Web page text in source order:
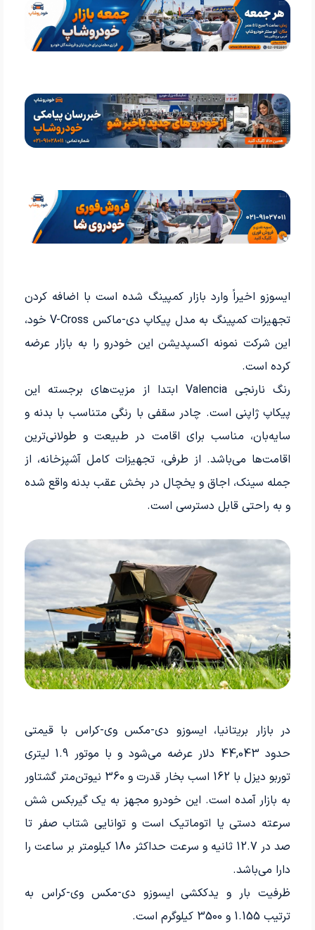
ایسوزو اخیراً وارد بازار کمپینگ شده است با اضافه کردن
تجهیزات کمپینگ به مدل پیکاپ دی-ماکس V-Cross خود،
این شرکت نمونه اکسپدیشن این خودرو را به بازار عرضه
کرده است.
رنگ نارنجی Valencia ابتدا از مزیت‌های برجسته این
پیکاپ ژاپنی است. چادر سقفی با رنگی متناسب با بدنه و
سایه‌بان، مناسب برای اقامت در طبیعت و طولانی‌ترین
اقامت‌ها می‌باشد. از طرفی، تجهیزات کامل آشپزخانه، از
جمله سینک، اجاق و یخچال در بخش عقب بدنه واقع شده
و به راحتی قابل دسترسی است.
در بازار بریتانیا، ایسوزو دی-مکس وی-کراس با قیمتی
حدود 44,043 دلار عرضه می‌شود و با موتور 1.9 لیتری
توربو دیزل با 162 اسب بخار قدرت و 360 نیوتن‌متر گشتاور
به بازار آمده است. این خودرو مجهز به یک گیربکس شش
سرعته دستی یا اتوماتیک است و توانایی شتاب صفر تا
صد در 12.7 ثانیه و سرعت حداکثر 180 کیلومتر بر ساعت را
دارا می‌باشد.
ظرفیت بار و یدک­کشی ایسوزو دی-مکس وی-کراس به
ترتیب 1.155 و 3500 کیلوگرم است.